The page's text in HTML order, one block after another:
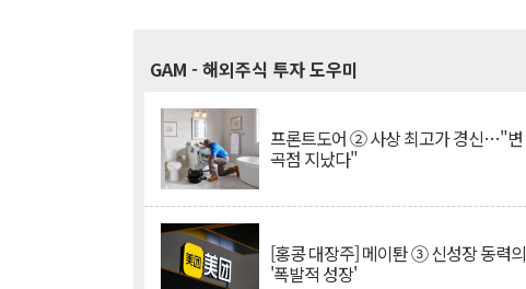
GAM - 해외주식 투자 도우미
프론트도어 ② 사상 최고가 경신…"변
곡점 지났다"
[홍콩 대장주] 메이퇀 ③ 신성장 동력의
'폭발적 성장'